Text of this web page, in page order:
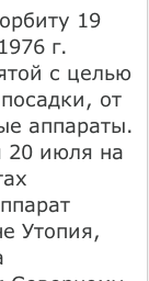
19
г.
с целью
от
аппараты.
20 июля на
Утопия,